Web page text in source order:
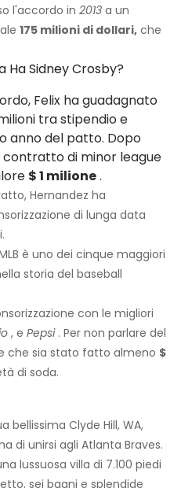
l'accordo in 2013 a un
175 milioni di dollari, che
Sidney Crosby?
Felix ha guadagnato
tra stipendio e
anno del patto. Dopo
di minor league
$ 1 milione.
Hernandez ha
di lunga data
è uno dei cinque maggiori
storia del baseball
con le migliori
, e Pepsi . Per non parlare del
che sia stato fatto almeno $
di soda.
bellissima Clyde Hill, WA,
di unirsi agli Atlanta Braves.
lussuosa villa di 7.100 piedi
sei bagni e splendide